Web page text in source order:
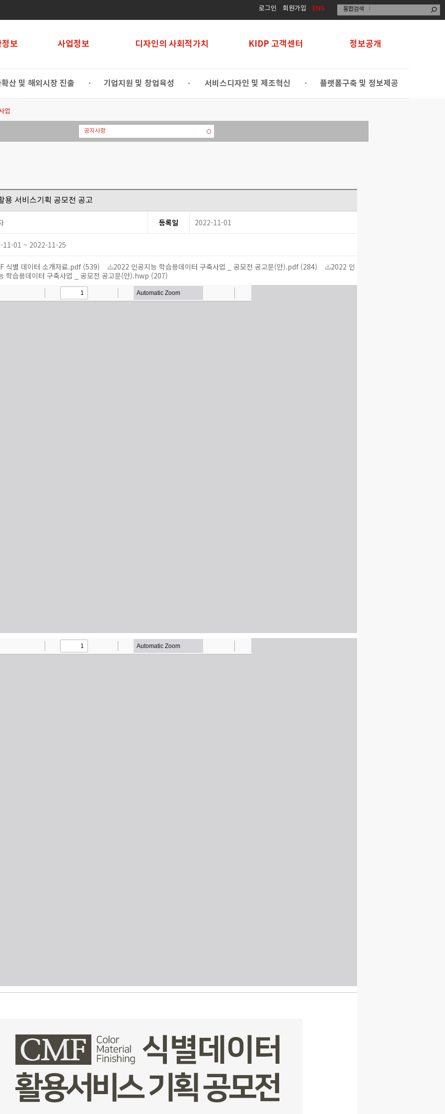
로그인 회원가입 ENG
보 사업정보 디자인의 사회적가치 KIDP 고객센터 정보공개
산 및 해외시장 진출 • 기업지원 및 창업육성 • 서비스디자인 및 제조혁신 • 플랫폼구축 및 정보제공
업
공지사항
용 서비스기획 공모전 공고
등록일 2022-11-01
11-01 ~ 2022-11-25
식별 데이터 소개자료.pdf (539) 2022 인공지능 학습용데이터 구축사업 _ 공모전 공고문(안).pdf (284)
2022 인
학습용데이터 구축사업 _ 공모전 공고문(안).hwp (207)